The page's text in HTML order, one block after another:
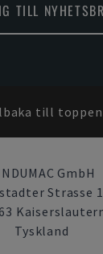
TILL
till toppen
GmbH
Strasse
Tyskland